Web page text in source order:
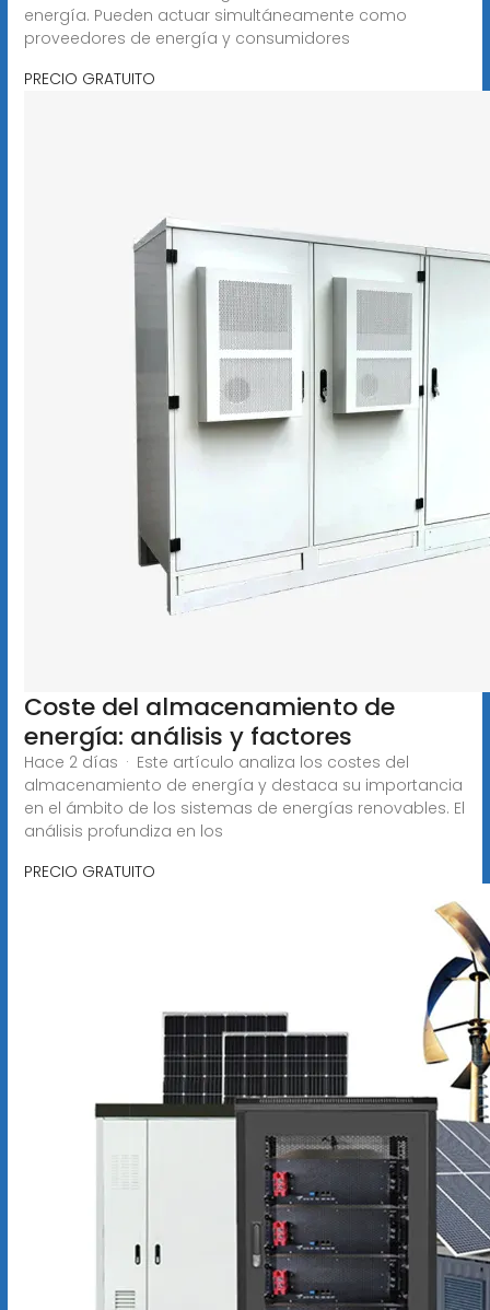
energía. Pueden actuar simultáneamente como
proveedores de energía y consumidores
PRECIO GRATUITO
Coste del almacenamiento de
energía: análisis y factores
Hace 2 días · Este artículo analiza los costes del
almacenamiento de energía y destaca su importancia
en el ámbito de los sistemas de energías renovables. El
análisis profundiza en los
PRECIO GRATUITO